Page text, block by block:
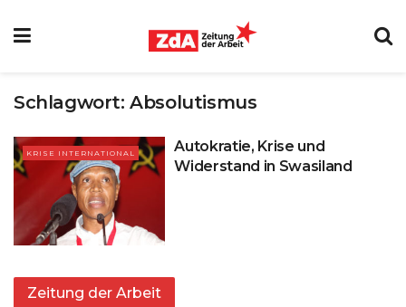
Schlagwort:Absolutismus
KRISE INTERNATIONAL
Autokratie, Krise und
Widerstand in Swasiland
Zeitung der Arbeit